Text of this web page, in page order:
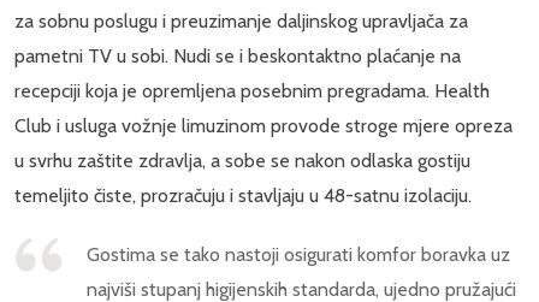
za sobnu poslugu i preuzimanje daljinskog upravljača za
pametni TV u sobi. Nudi se i beskontaktno plaćanje na
recepciji koja je opremljena posebnim pregradama. Health
Club i usluga vožnje limuzinom provode stroge mjere opreza
u svrhu zaštite zdravlja, a sobe se nakon odlaska gostiju
temeljito čiste, prozračuju i stavljaju u 48-satnu izolaciju.
Gostima se tako nastoji osigurati komfor boravka uz
najviši stupanj higijenskih standarda, ujedno pružajući